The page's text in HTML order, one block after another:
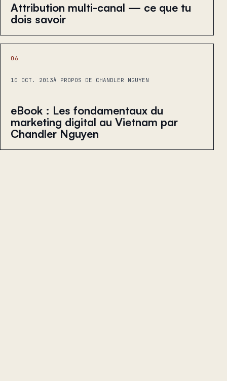
Attribution multi-canal — ce que tu
dois savoir
06
10 OCT. 2013À PROPOS DE CHANDLER NGUYEN
eBook : Les fondamentaux du
marketing digital au Vietnam par
Chandler Nguyen